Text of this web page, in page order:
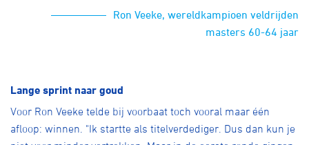
Ron Veeke, wereldkampioen veldrijden
masters 60-64 jaar
Lange sprint naar goud
Voor Ron Veeke telde bij voorbaat toch vooral maar één
afloop: winnen. "Ik startte als titelverdediger. Dus dan kun je